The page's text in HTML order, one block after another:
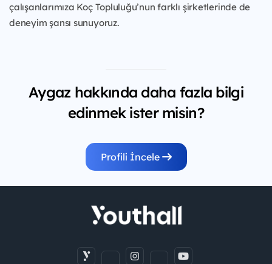
çalışanlarımıza Koç Topluluğu’nun farklı şirketlerinde de
deneyim şansı sunuyoruz.
Aygaz hakkında daha fazla bilgi
edinmek ister misin?
Profili İncele